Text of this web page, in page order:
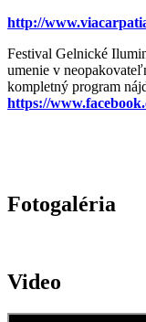
http://
Festival Gelnické
umenie v
kompletný program
https://
Fotogaléria
Video